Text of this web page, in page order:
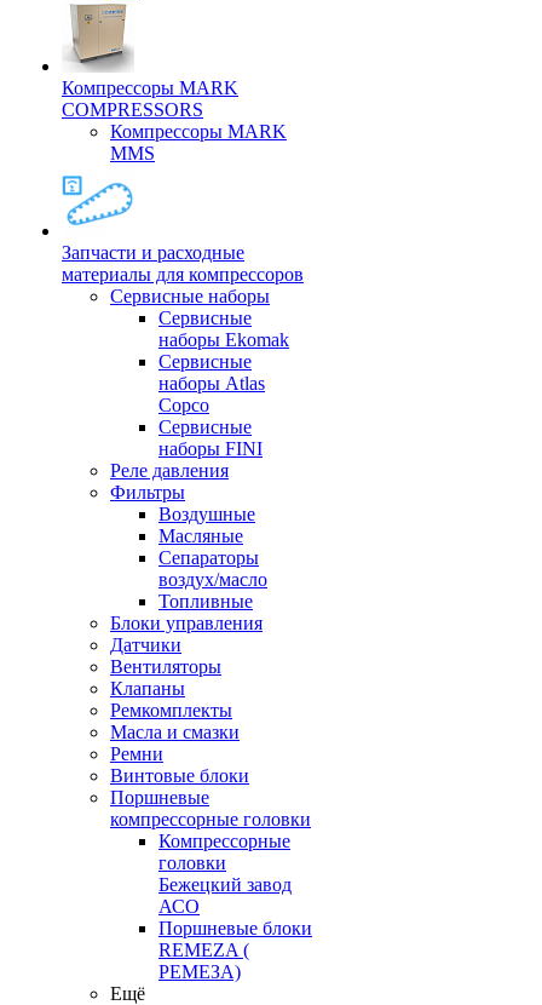
Компрессоры MARK
COMPRESSORS
Компрессоры MARK
MMS
Запчасти и расходные
материалы для компрессоров
Cервисные наборы
Сервисные
наборы Ekomak
Cервисные
наборы Atlas
Copco
Сервисные
наборы FINI
Реле давления
Фильтры
Воздушные
Масляные
Сепараторы
воздух/масло
Топливные
Блоки управления
Датчики
Вентиляторы
Клапаны
Ремкомплекты
Масла и смазки
Ремни
Винтовые блоки
Поршневые
компрессорные головки
Компрессорные
головки
Бежецкий завод
АСО
Поршневые блоки
REMEZA (
РЕМЕЗА)
Ещё